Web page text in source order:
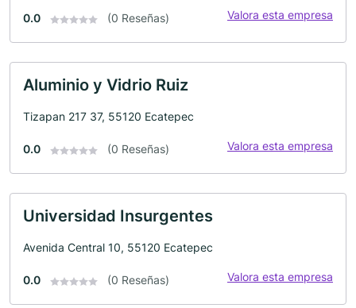
0.0 (0 Reseñas) Valora esta empresa
Aluminio y Vidrio Ruiz
Tizapan 217 37, 55120 Ecatepec
0.0 (0 Reseñas) Valora esta empresa
Universidad Insurgentes
Avenida Central 10, 55120 Ecatepec
0.0 (0 Reseñas) Valora esta empresa